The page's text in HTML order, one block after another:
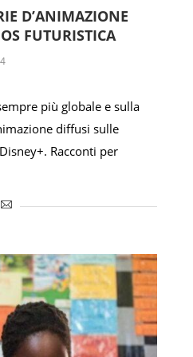
D’ANIMAZIONE
FUTURISTICA
più globale e sulla
diffusi sulle
Racconti per